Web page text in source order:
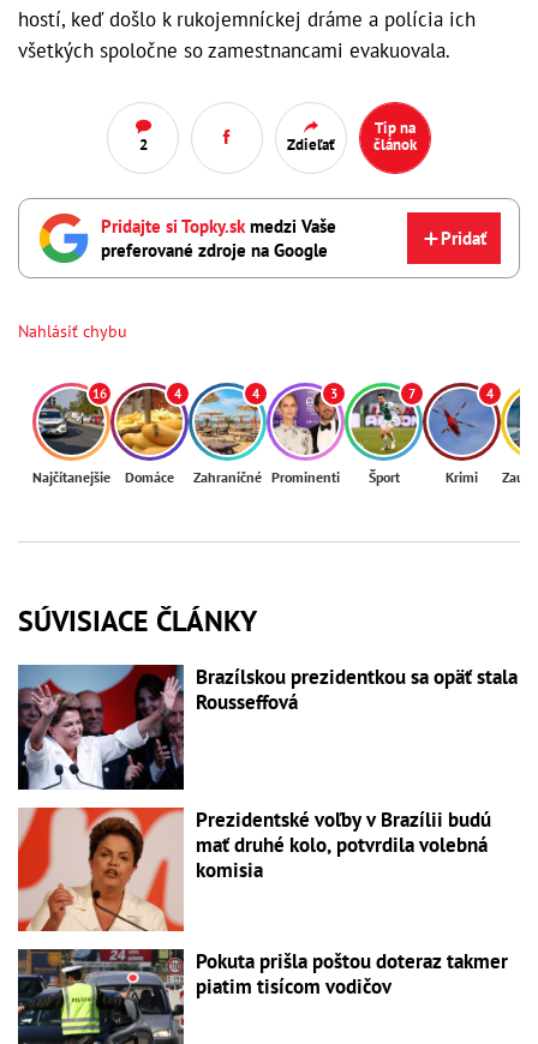
hostí, keď došlo k rukojemníckej dráme a polícia ich
všetkých spoločne so zamestnancami evakuovala.
2 Zdieľať
Tip na
článok
Pridajte si Topky.sk medzi Vaše
preferované zdroje na Google
Pridať
Nahlásiť chybu
16
Najčítanejšie
4
Domáce
4
Zahraničné
3
Prominenti
7
Šport
4
Krimi
SÚVISIACE ČLÁNKY
Brazílskou prezidentkou sa opäť stala
Rousseffová
Prezidentské voľby v Brazílii budú
mať druhé kolo, potvrdila volebná
komisia
Pokuta prišla poštou doteraz takmer
piatim tisícom vodičov